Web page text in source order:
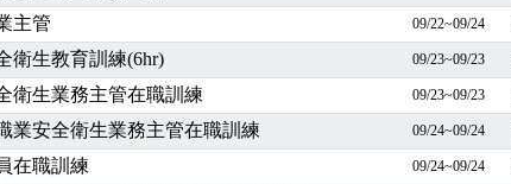
【中心公告】颱風假11/12停班停課
【中心公告】因應颱風來襲，若遇停班停課消息 補課及測驗時間將
【進修課程】2026年，課程意見蒐集~
【進修課程】SDS格式百百種？專業講師帶您判斷正確性！
【中心公告】因應颱風來襲，若遇停班停課消息 補課及測驗時間將
【中心公告】颱風假114/07/07停班停課
主管 09/22~09/24
衛生教育訓練(6hr) 09/23~09/23
衛生業務主管在職訓練 09/23~09/23
業安全衛生業務主管在職訓練 09/24~09/24
在職訓練 09/24~09/24